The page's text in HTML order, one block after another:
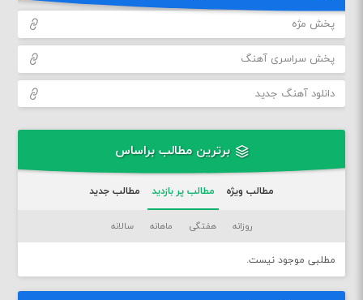
پخش مژه
پخش سراسری آهنگ
دانلود آهنگ جدید
برترین مطالب براساس
مطالب ویژه مطالب پر بازدید مطالب جدید
روزانه هفتگی ماهانه سالانه
مطلبی موجود نیست.